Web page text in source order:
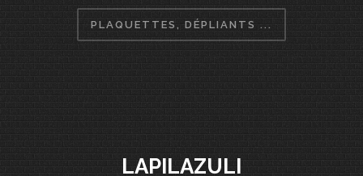
PLAQUETTES, DÉPLIANTS ...
LAPILAZULI